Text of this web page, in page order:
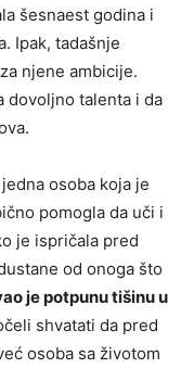
šesnaest godina i
Ipak, tadašnje
njene ambicije.
dovoljno talenta i da
osoba koja je
pomogla da uči i
je ispričala pred
od onoga što
je potpunu tišinu u
shvatati da pred
osoba sa životom